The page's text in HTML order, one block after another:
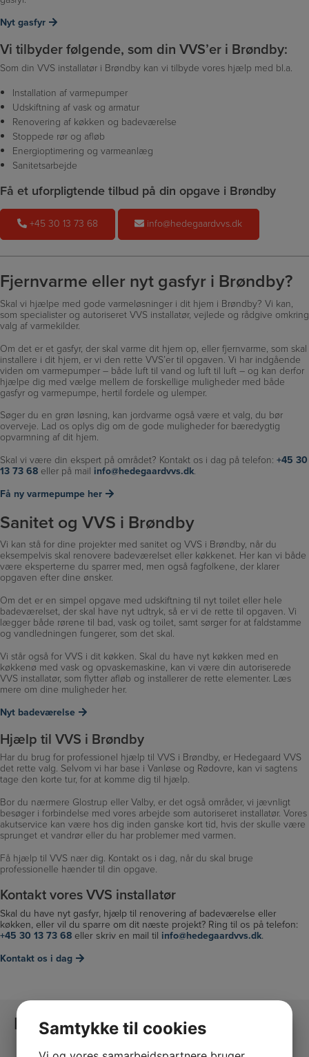
Nyt gasfyr
Vi tilbyder følgende, som din VVS’er i Brøndby:
Som din VVS installatør i Brøndby kan vi tilbyde vores hjælp med bl.a.
Installation af varmepumper
Udskiftning af vask og armatur
Renovering af køkken og badeværelse
Stoppede rør og afløb
Energioptimering og varmeanlæg
Sanitetsarbejde
Få et uforpligtende tilbud på din opgave i Brøndby
+45 30 13 73 68 info@hedegaardvvs.dk
Fjernvarme eller nyt gasfyr i Brøndby?
Skal vi hjælpe med gode varmeløsninger i dit hjem i Brøndby? Vi kan,
som specialister og autoriseret VVS installatør, vejlede og rådgive omkring
valg af varmekilder.
Om det er et gasfyr, der skal varme dit hjem op, eller fjernvarme, som skal
installere i dit hjem, er vi den rette VVS’er til opgaven. Vi har indgående
viden om varmepumper – både luft til vand og luft til luft – og kan derfor
hjælpe dig med vælge mellem de forskellige muligheder med både
gasfyr og varmepumpe, hertil fordele og ulemper.
Søger du en grøn løsning, kan jordvarme også være et valg, du bør
overveje. Lad os oplys dig om de gode muligheder for bæredygtig
opvarmning af dit hjem.
Skal vi være din ekspert på området? Kontakt os i dag på telefon: +45 30
13 73 68 eller på mail info@hedegaardvvs.dk.
Få ny varmepumpe her
Sanitet og VVS i Brøndby
Vi kan stå for dine projekter med sanitet og VVS i Brøndby, når du
eksempelvis skal renovere badeværelset eller køkkenet. Her kan vi både
være eksperterne du sparrer med, men også fagfolkene, der klarer
opgaven efter dine ønsker.
Om det er en simpel opgave med udskiftning til nyt toilet eller hele
badeværelset, der skal have nyt udtryk, så er vi de rette til opgaven. Vi
lægger både rørene til bad, vask og toilet, samt sørger for at faldstamme
og vandledningen fungerer, som det skal.
Vi står også for VVS i dit køkken. Skal du have nyt køkken med en
køkkenø med vask og opvaskemaskine, kan vi være din autoriserede
VVS installatør, som flytter afløb og installerer de rette elementer. Læs
mere om dine muligheder her.
Nyt badeværelse
Hjælp til VVS i Brøndby
Har du brug for professionel hjælp til VVS i Brøndby, er Hedegaard VVS
det rette valg. Selvom vi har base i Vanløse og Rødovre, kan vi sagtens
tage den korte tur, for at komme dig til hjælp.
Bor du nærmere Glostrup eller Valby, er det også områder, vi jævnligt
besøger i forbindelse med vores arbejde som autoriseret installatør. Vores
akutservice kan være hos dig inden ganske kort tid, hvis der skulle være
sprunget et vandrør eller du har problemer med varmen.
Få hjælp til VVS nær dig. Kontakt os i dag, når du skal bruge
professionelle hænder til din opgave.
Kontakt vores VVS installatør
Skal du have nyt gasfyr, hjælp til renovering af badeværelse eller
køkken, eller vil du sparre om dit næste projekt? Ring til os på telefon:
+45 30 13 73 68eller skriv en mail til info@hedegaardvvs.dk.
Kontakt os i dag
Kontakt
Samtykke til cookies